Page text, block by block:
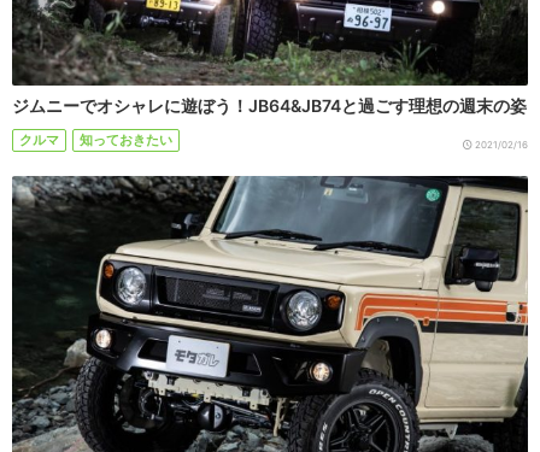
ジムニーでオシャレに遊ぼう！JB64&JB74と過ごす理想の週末の姿
クルマ 知っておきたい 2021/02/16